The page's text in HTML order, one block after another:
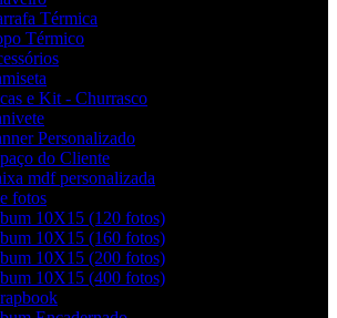
Térmica
Térmico
e Kit - Churrasco
Personalizado
do Cliente
mdf personalizada
fotos
10X15 (120 fotos)
10X15 (160 fotos)
10X15 (200 fotos)
10X15 (400 fotos)